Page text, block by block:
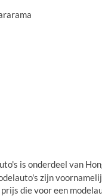
is onderdeel van
zijn
die voor een